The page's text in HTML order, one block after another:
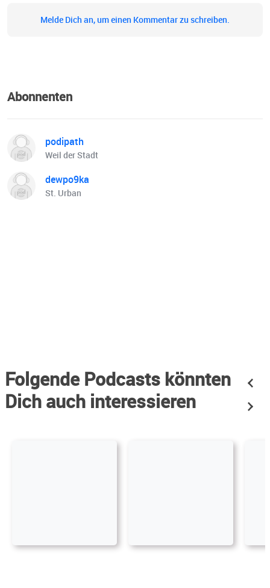
Melde Dich an, um einen Kommentar zu schreiben.
Abonnenten
podipath
Weil der Stadt
dewpo9ka
St. Urban
Folgende Podcasts könnten
Dich auch interessieren